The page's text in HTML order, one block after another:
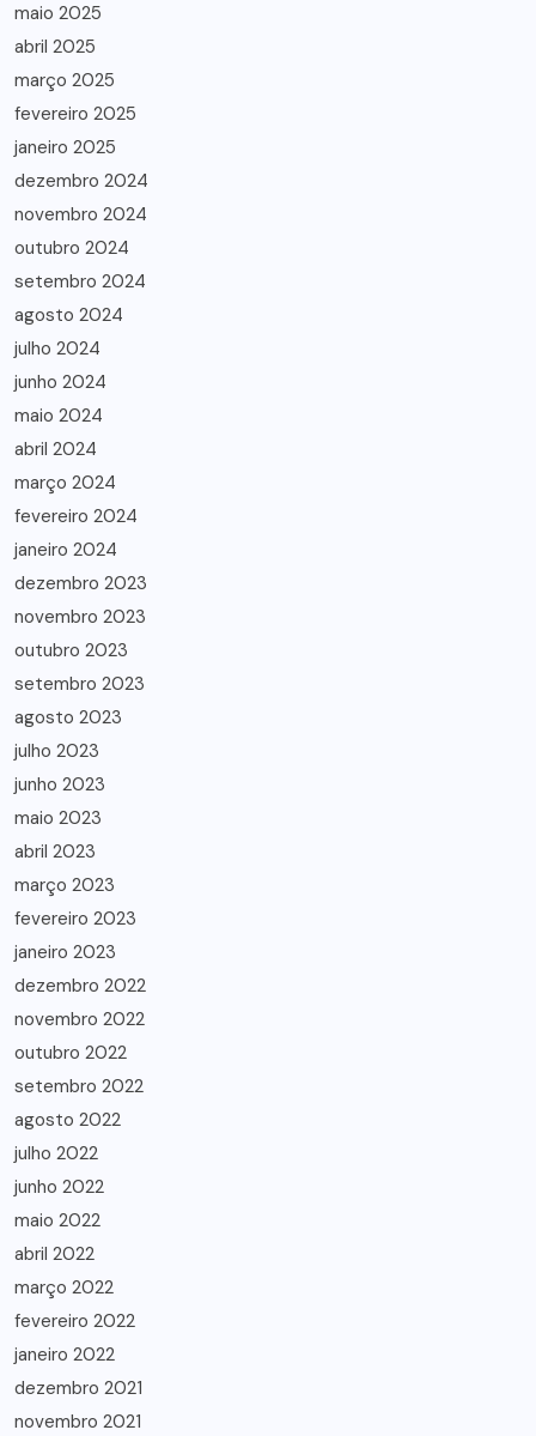
maio 2025
abril 2025
março 2025
fevereiro 2025
janeiro 2025
dezembro 2024
novembro 2024
outubro 2024
setembro 2024
agosto 2024
julho 2024
junho 2024
maio 2024
abril 2024
março 2024
fevereiro 2024
janeiro 2024
dezembro 2023
novembro 2023
outubro 2023
setembro 2023
agosto 2023
julho 2023
junho 2023
maio 2023
abril 2023
março 2023
fevereiro 2023
janeiro 2023
dezembro 2022
novembro 2022
outubro 2022
setembro 2022
agosto 2022
julho 2022
junho 2022
maio 2022
abril 2022
março 2022
fevereiro 2022
janeiro 2022
dezembro 2021
novembro 2021